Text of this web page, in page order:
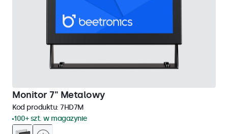
Monitor 7" Metalowy
Kod produktu: 7HD7M
100+ szt. w magazynie